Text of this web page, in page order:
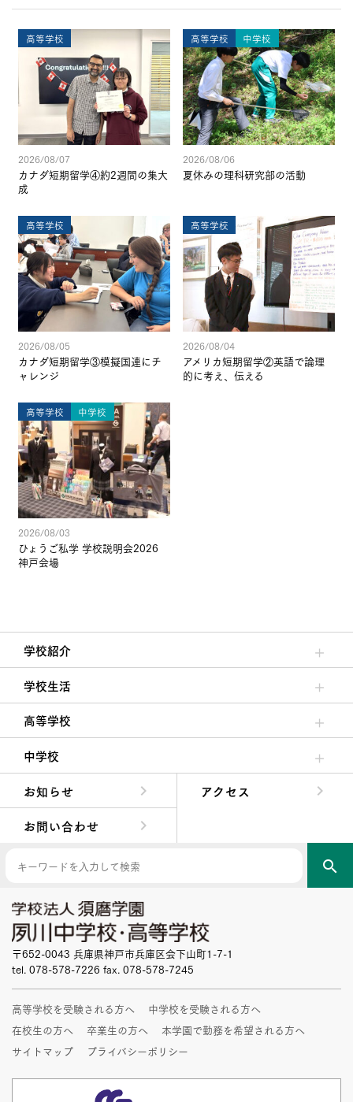
高等学校
2026/08/07
カナダ短期留学④約2週間の集大
成
高等学校 中学校
2026/08/06
夏休みの理科研究部の活動
高等学校
2026/08/05
カナダ短期留学③模擬国連にチ
ャレンジ
高等学校
2026/08/04
アメリカ短期留学②英語で論理
的に考え、伝える
高等学校 中学校
2026/08/03
ひょうご私学 学校説明会2026
神戸会場
学校紹介
理事長/学園長メッセージ
安心して任せられる学校
沿革
施設・設備
大学合格実績
学校生活
クラブ活動・生徒会活動
夙川ブログ
制服紹介
夙川カレンダー
高等学校
高校校長からの挨拶
高校の教育方針／特色
特進コース／進学コース
年間行事
先輩たちの声・生徒たちの声
中学校
中学校長からの挨拶
中学校の教育方針／特色
Aコース／Bコース
年間行事
先輩たちの声・生徒たちの声
お知らせ
アクセス
お問い合わせ
search
〒652-0043 兵庫県神戸市兵庫区会下山町1-7-1
tel. 078-578-7226 fax. 078-578-7245
高等学校を受験される方へ
中学校を受験される方へ
在校生の方へ
卒業生の方へ
本学園で勤務を希望される方へ
サイトマップ
プライバシーポリシー